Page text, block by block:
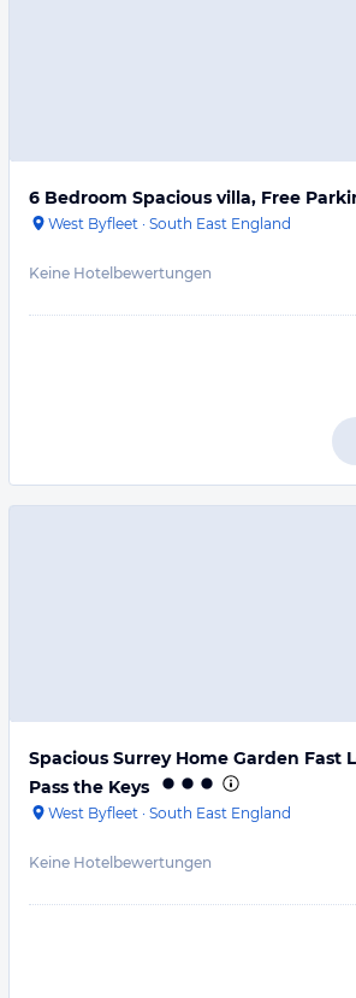
6 Bedroom Spacious villa, Free
West Byfleet · South East England
Keine Hotelbewertungen
Spacious Surrey Home Garden Fast
Pass the Keys
West Byfleet · South East England
Keine Hotelbewertungen